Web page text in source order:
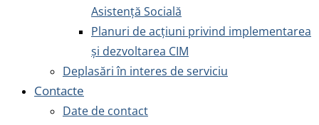
Asistență Socială
Planuri de acțiuni privind implementarea
și dezvoltarea CIM
Deplasări în interes de serviciu
Contacte
Date de contact